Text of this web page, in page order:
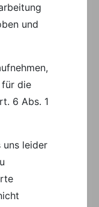
und
für die
6 Abs. 1
uns leider